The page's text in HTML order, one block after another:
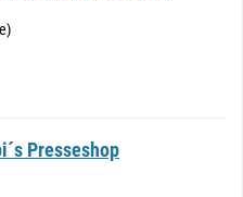
Presseshop